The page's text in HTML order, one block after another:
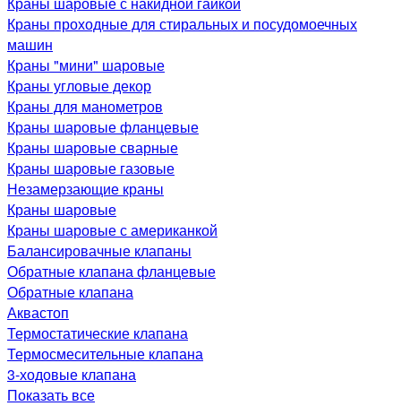
Краны проходные для стиральных и посудомоечных
машин
Краны "мини" шаровые
Краны угловые декор
Краны для манометров
Краны шаровые фланцевые
Краны шаровые сварные
Краны шаровые газовые
Незамерзающие краны
Краны шаровые
Краны шаровые с американкой
Балансировачные клапаны
Обратные клапана фланцевые
Обратные клапана
Аквастоп
Термостатические клапана
Термосмесительные клапана
3-ходовые клапана
Показать все